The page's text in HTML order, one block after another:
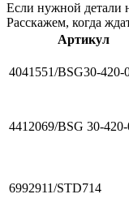
Если нужной детали
Расскажем, когда
Артикул
4041551/BSG30-420-
4412069/BSG 30-
6992911/STD714